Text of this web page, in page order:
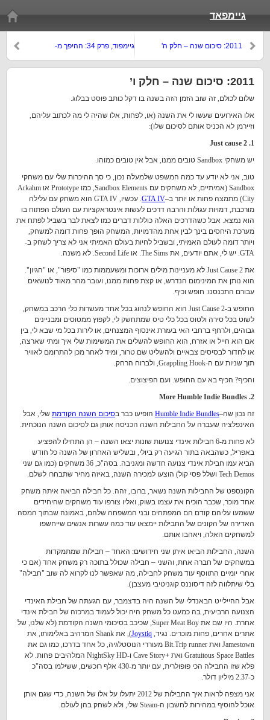
גיימפאד
גיימפוד, פרק 34: ההיפך מ-
2011: סיכום שנה – חלק ה'
2011: סיכום שנה – חלק ו’
שלום לכולם, זה שוב הזמן הזה בשנה בו דקל כותב פוסט בבלוג.
אלו האירועים שעשו לי את השנה (או, לפחות, אלו שהיה לי מה לכתוב עליהם,
וזיירמן לא הכניס אותם לסיכום שלו):
1. Just cause 2
יש משחקי Sandbox טובים ממנו, אבל אין טובים כמוהו.
טוב, אני לא יודע עד כמה המשפט שלמעלה נכון, כי סך ההיכרות שלי עם משחקי
Sandbox ( אמיתיים, לא משחקים עם Sandbox Elements, כמו Prototype או Arkahm
City) מתמצה פחות או יותר ב–
GTA IV
. עכשיו, GTA IV
הוא משחק עם עלילה
מורכבת, דמויות עגולות והרבה דרכים לעשות אינטראקציות עם העולם הפתוח בו
הוא נמצא. אבל כשהדרכים האלה כוללות דברים כמו לצאת לבר בשביל לפתח את
מערכת היחסים בינך לבין אחת מהדמויות, המשחק הופך פחות דומה למשחק,
ויותר דומה לעולם האמיתי, ובשביל לחיות בעולם האמיתי אני לא צריך לשחק ב-
GTA. יש לי, אתם יודעים, את The Sims. או Second Life. לא משנה.
את Just Cause 2 לא מעניינות מילים ארוכות ומשעממות כמו "סיפור", או "הגיון".
הוא נותן את המינימום הנדרש, או קצת פחות ממנו, ועובר מהר מאוד לנושאים
עבורם התכנסנו: חופש וכיף.
החופש ב-Just Cause 2 הוא החופש לנהוג בכל אחד מעשרות כלי הרכב במשחק,
לשוט בכל סירה ולטוס בכל כלי טיס שמתחשק לי, לקפוץ ממטוסים ומבניינים
גבוהים, ולרחף ברחבי האי בעזרת אינסוף המצנחים, או לירות בכל מי שבא לי, בין
אם הוא חייל או אזרח, הוא החופש להשלים את המשימות שלי איך ומתי שארצה,
או לחדור לבסיסים צבאיים ולהשליט שם טרור, ומיד לאחר מכן להתרומם לאוויר
תוך שניות עם ה-Grappling Hook, ולברוח הרחק.
והכיף? הכיף בא עם החופש. ועם הפיצוצים.
2. More Humble Indie Bundles
זה נכון שה–
Humble Indie Bundles הופיעו כבר בסיכום השנה הקודמת שלי, אבל
האינפלציה שעברה על החבילות השנה הכניסה אותן גם לסיכום השנה הנוכחית.
לא פחות מ-6
חבילות אינדי צנועות שונות יצאו השנה – הן התחילו להפציע
באפריל, כשהבאה בתור הגיעה רק ביולי, ובשליש האחרון של השנה כל חודש
הביא עמו חבילת אינדי צנועה חדשה ומגניבה. בסה"כ, 36 משחקים (כמו גם שני
Tech Demos ושלל פסי קול) הוצעו למכירה השנה, באיזה מחיר שתבחרו לשלם.
הקונספט של החבילות השנה נשאר, ברובו, זהה. כל חבילה הביאה איתה משחק
אחד מוכר, שכבר הוכיח את עצמו בשוק, ואליו צורפו עוד משחקים שהיחידים
ששמעו עליהם קודם הם המפתחים ובני המשפחה שלהם, באמונה שבתוך המסה
האדירה של הקונים של החבילות יימצאו עוד כמה עשרות אנשים שייחשפו
למשחקים האלה, ויאהבו אותם.
השנה, החבילות הביאו איתן שני חידושים: האחד – חבילות שמתמקדות
במשחקים של חברה אחת, והשני – חבילה שכולל בתוכה רק משחק אחד (אם כי
אחרי יומיים התווסף עוד משחק לחבילה, מה שאפשר לנו לקרוא לה שוב "חבילה"
בלי שיתלווה לזה דיסוננס קוגניטיבי מעצבן).
אבל ההיילייט הבאנדלי של השנה היה בדצמבר, עם הגעתה של חבילת האינדי
הצנועה הרביעית, בה כמעט כל משחק היה יכול לעמוד במרכזה של חבילת אינדי
אחרת. היו שם את Super Meat Boy, שכיכב בסיכומי השנה הקודמת (לא שלנו, של
אתרים אחרים, פחות מוכרים. נגיד,
Joystiq
), את Shank המרהיב באלימותו, את
Jamestown ואת Bit.Trip runner מעוררי הנוסטלגיה, כל אחד בדרכו, כמו גם את
Gratuitous Space Battles ואת +Cave Story ו-NightSky HD המלהיבים פחות. לא
פלא שזו החבילה הכי פופולרית, עם יותר מ-430 אלף רוכשים, ששילמו בסה"כ
כ-2.37 מיליון דולר.
אני מצפה לראות איך החבילות של 2012 יתעלו על אלו של השנה, כדי שגם אותן
אוכל להוסיף במהירות לחשבון ה-Steam שלי, ולא לשחק בהן לעולם.